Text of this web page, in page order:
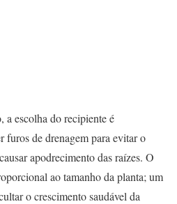
a escolha do recipiente é
furos de drenagem para evitar o
apodrecimento das raízes. O
ao tamanho da planta; um
o crescimento saudável da